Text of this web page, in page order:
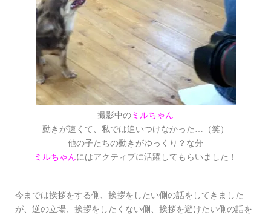
撮影中の ミルちゃん
動きが速くて、私では追いつけなかった…（笑）
他の子たちの動きがゆっくり？な分
ミルちゃんにはアクティブに活躍してもらいました！
今までは挨拶をする側、挨拶をしたい側の話をしてきました
が、逆の立場、挨拶をしたくない側、挨拶を避けたい側の話を